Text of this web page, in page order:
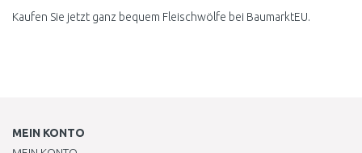
Kaufen Sie jetzt ganz bequem Fleischwölfe bei BaumarktEU.
MEIN KONTO